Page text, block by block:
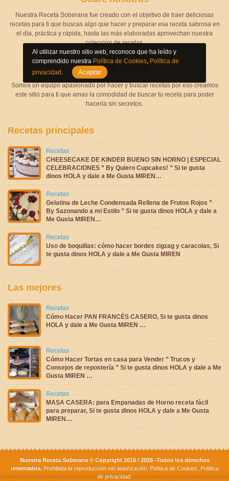
Nuestra Receta Soberana fue creado con el objetivo de traer deliciosas
recetas para ti que buscas algo que hacer y preparar esa receta sabrosa en
el día, práctica y rápida, hasta las más elaboradas aprovechan nuestra
colección de recetas.
Quienes somos
Somos un equipo apasionado por hacer y buscar recetas por eso creamos
este sitio para ti que amas la comodidad de buscar tu receta para poder
hacerla sin secretos.
Recetas principales
Recetas
CHEESECAKE DE KINDER BUENO SIN HORNO | ESPECIAL
CELEBRACIONES ” By Quiero Cupcakes! ” Si te gusta
dinos HOLA y dale a Me Gusta MIREN…
Recetas
Gelatina de Leche Condensada Rellena de Frutos Rojos ”
By Sazonando a mi Estilo ” Si te gusta dinos HOLA y dale a
Me Gusta MIREN…
Recetas
Uso de boquillas: cómo hacer bordes zigzag y caracolas, Si
te gusta dinos HOLA y dale a Me Gusta MIREN
Las mejores
Recetas
Cómo Hacer PAN FRANCÉS CASERO, Si te gusta dinos
HOLA y dale a Me Gusta MIREN …
Recetas
Cómo Hacer Tortas en casa para Vender ” Trucos y
Consejos de repostería ” Si te gusta dinos HOLA y dale a Me
Gusta MIREN …
Recetas
MASA CASERA: para Empanadas de Horno receta fácil
para preparar, Si te gusta dinos HOLA y dale a Me Gusta
MIREN…
Nuestra Receta Soberana © Copyright 2015 / 2026 -Todos los derechos
reservados. Prohibida la reproducción sin autorización. Política de Cookies, Política
de privacidad.
Al utilizar nuestro sitio web, reconoce que ha leído y
comprendido nuestra Política de Cookies, Política de
privacidad. Aceptar